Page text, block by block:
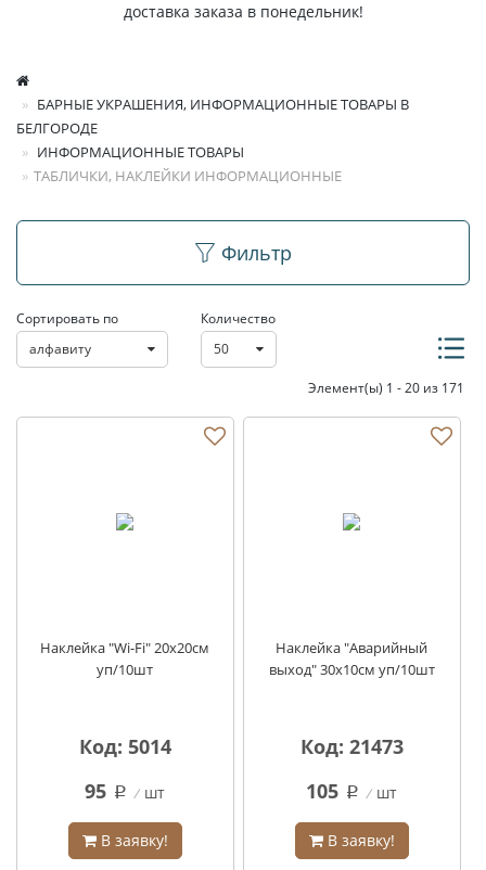
доставка заказа в понедельник!
БАРНЫЕ УКРАШЕНИЯ, ИНФОРМАЦИОННЫЕ ТОВАРЫ В
БЕЛГОРОДЕ
ИНФОРМАЦИОННЫЕ ТОВАРЫ
ТАБЛИЧКИ, НАКЛЕЙКИ ИНФОРМАЦИОННЫЕ
Таблички, наклейки
информационные
Фильтр
Сортировать по
алфавиту
Количество
50
Элемент(ы) 1 - 20 из 171
Наклейка "Wi-Fi" 20х20см
уп/10шт
Код: 5014
95 q шт
В заявку!
Наклейка "Аварийный
выход" 30х10см уп/10шт
Код: 21473
105 q шт
В заявку!